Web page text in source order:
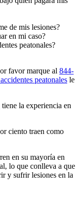
de mis lesiones?
en mi caso?
peatonales?
favor marque al 844-
peatonales le
tiene la experiencia en
ciento traen como
en su mayoría en
lo que conlleva a que
y sufrir lesiones en la